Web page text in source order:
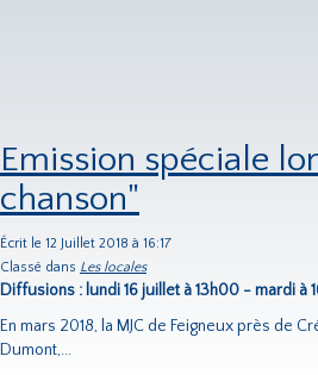
Emission spéciale
chanson"
Écrit le 12 Juillet 2018 à 16:17
Classé dans Les locales
Diffusions : lundi 16 juillet à 13h00 - mardi
En mars 2018, la MJC de Feigneux près de
Dumont,...